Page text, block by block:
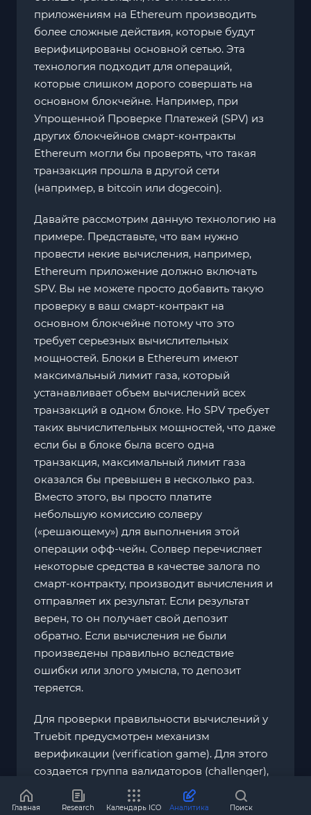
приложениям на Ethereum производить
более сложные действия, которые будут
верифицированы основной сетью. Эта
технология подходит для операций,
которые слишком дорого совершать на
основном блокчейне. Например, при
Упрощенной Проверке Платежей (SPV) из
других блокчейнов смарт-контракты
Ethereum могли бы проверять, что такая
транзакция прошла в другой сети
(например, в bitcoin или dogecoin).
Давайте рассмотрим данную технологию на
примере. Представьте, что вам нужно
провести некие вычисления, например,
Ethereum приложение должно включать
SPV. Вы не можете просто добавить такую
проверку в ваш смарт-контракт на
основном блокчейне потому что это
требует серьезных вычислительных
мощностей. Блоки в Ethereum имеют
максимальный лимит газа, который
устанавливает объем вычислений всех
транзакций в одном блоке. Но SPV требует
таких вычислительных мощностей, что даже
если бы в блоке была всего одна
транзакция, максимальный лимит газа
оказался бы превышен в несколько раз.
Вместо этого, вы просто платите
небольшую комиссию солверу
(«решающему») для выполнения этой
операции офф-чейн. Солвер перечисляет
некоторые средства в качестве залога по
смарт-контракту, производит вычисления и
отправляет их результат. Если результат
верен, то он получает свой депозит
обратно. Если вычисления не были
произведены правильно вследствие
ошибки или злого умысла, то депозит
теряется.
Для проверки правильности вычислений у
Truebit предусмотрен механизм
верификации (verification game). Для этого
создается группа валидаторов (challenger),
которые и проверяют работу солверов.
Если валидатор смог доказать, что солвер
Главная Research Календарь ICO Аналитика Поиск